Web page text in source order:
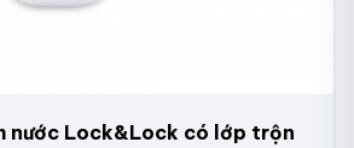
nước Lock&Lock có lớp trộn